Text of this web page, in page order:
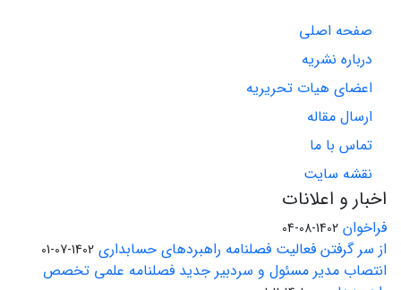
صفحه اصلی
درباره نشریه
اعضای هیات تحریریه
ارسال مقاله
تماس با ما
نقشه سایت
اخبار و اعلانات
فراخوان 1402-08-04
از سر گرفتن فعالیت فصلنامه راهبردهای حسابداری 1402-07-01
انتصاب مدیر مسئول و سردبیر جدید فصلنامه علمی تخصص